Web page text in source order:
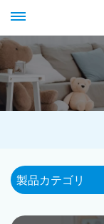
製品カテゴリ